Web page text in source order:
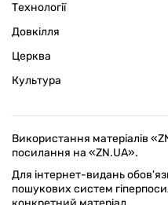
Технології
Довкілля
Церква
Культура
Використання матеріалів
посилання на «ZN.UA».
Для інтернет-видань
пошукових систем